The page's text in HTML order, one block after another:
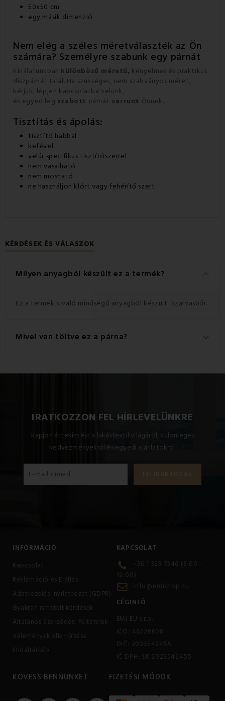
50x50 cm
egy másik dimenzió
Nem elég a széles méretválaszték az Ön
számára? Személyre szabunk egy párnát
Kínálatunkban különböző méretű, kényelmes és praktikus
díszpárnát talál. Ha szükséges, nem szabványos méret,
kérjük, lépjen kapcsolatba velünk,
és egyedileg szabott párnát varrunk Önnek.
Tisztítás és ápolás:
tisztító habbal
kefével
velúr specifikus tisztítószerrel
nem vasalható
nem mosható
ne használjon klórt vagy fehérítő szert
KÉRDÉSEK ÉS VÁLASZOK
Milyen anyagból készült ez a termék? keyboard_arrow_down
Ez a termék kiváló minőségű anyagból készült: Szarvasbőr.
Mivel van töltve ez a párna?
IRATKOZZON FEL HÍRLEVELÜNKRE
Kapjon áttekintést a lakástextil világáról, különleges
kedvezményekről és egyedi ajánlatokról
INFORMÁCIÓ
Kapcsolat
Reklamáció és Elállás
Adatkezelési nyilatkozat (GDPR)
Gyakran ismételt kérdések
Általános Szerződési Feltételek
Vélemények ellenőrzése
Oldaltérkép
KAPCSOLAT
+36 1 323 7346 (8:00 -
12:00)
info@emishop.hu
CÉGINFÓ
EMI EU s.r.o.
IČO: 46726608
DIČ: 2023542455
IČ DPH: SK 2023542455
KÖVESS BENNÜNKET FIZETÉSI MÓDOK